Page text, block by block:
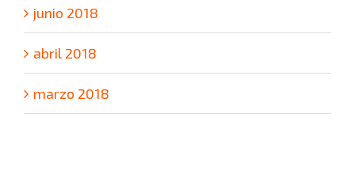
junio 2018
abril 2018
marzo 2018